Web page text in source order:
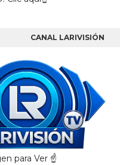
CANAL LARIVISIÓN
para Ver ☝️